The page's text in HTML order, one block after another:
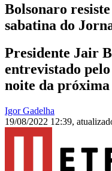
Bolsonaro
sabatina do
Presidente Jair
entrevistado
noite da
Igor Gadelha
19/08/2022 12:39,